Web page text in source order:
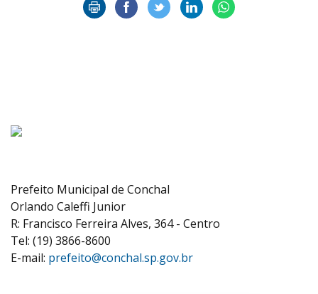
Prefeito Municipal de Conchal
Orlando Caleffi Junior
R: Francisco Ferreira Alves, 364 - Centro
Tel: (19) 3866-8600
E-mail: prefeito@conchal.sp.gov.br